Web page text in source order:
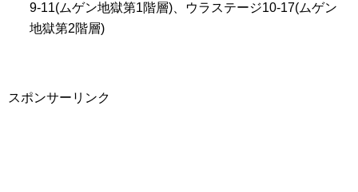
9-11(ムゲン地獄第1階層)、ウラステージ10-17(ムゲン
地獄第2階層)
スポンサーリンク